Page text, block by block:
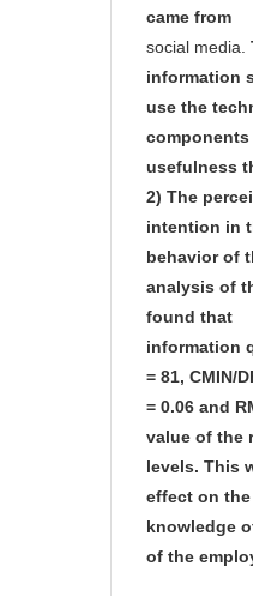
came
social media.
information
use the
components
usefulness
2) The
intention in
behavior of
analysis of
found that
information
= 81, CMIN/
= 0.06 and
value of the
levels. This
effect on
knowledge
of the